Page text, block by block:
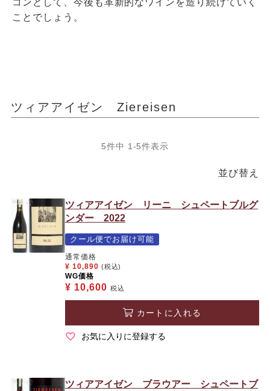
ことでしょう。
ツィアアイゼン Ziereisen
並び替え
5件中 1 -5件表示
ツィアアイゼン リーニ シュペートブルグ
ンダー 2022
クール便でお届け可能
通常価格
¥ 10,890 (税込)
WG価格
¥ 10,600 税込
カートに入れる
お気に入りに登録する
ツィアアイゼン ブラウアー シュペートブ